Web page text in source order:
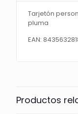
Tarjetón
pluma
EAN:
Productos